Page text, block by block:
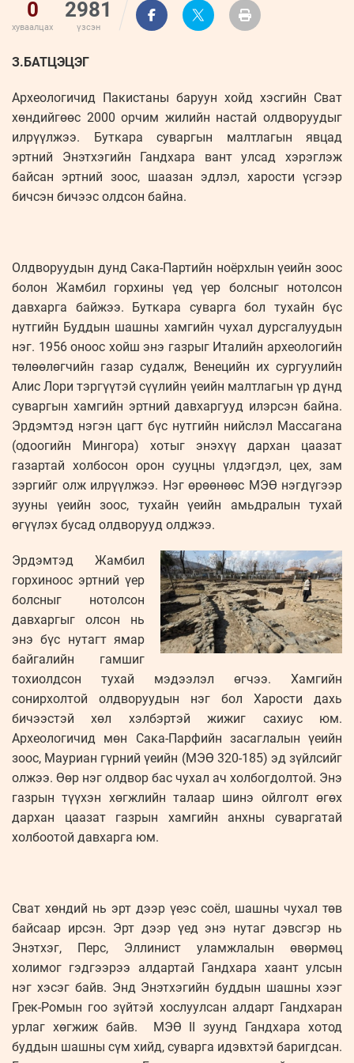
0
хуваалцах
2981
үзсэн
З.БАТЦЭЦЭГ
Археологичид Пакистаны баруун хойд хэсгийн Сват
хөндийгөөс 2000 орчим жилийн настай олдворуудыг
илрүүлжээ. Буткара суваргын малтлагын явцад
эртний Энэтхэгийн Гандхара вант улсад хэрэглэж
байсан эртний зоос, шаазан эдлэл, харости үсгээр
бичсэн бичээс олдсон байна.
Олдворуудын дунд Сака-Партийн ноёрхлын үеийн зоос
болон Жамбил горхины үед үер болсныг нотолсон
давхарга байжээ. Буткара суварга бол тухайн бүс
нутгийн Буддын шашны хамгийн чухал дурсгалуудын
нэг. 1956 оноос хойш энэ газрыг Италийн археологийн
төлөөлөгчийн газар судалж, Венецийн их сургуулийн
Алис Лори тэргүүтэй сүүлийн үеийн малтлагын үр дүнд
суваргын хамгийн эртний давхаргууд илэрсэн байна.
Эрдэмтэд нэгэн цагт бүс нутгийн нийслэл Массагана
(одоогийн Мингора) хотыг энэхүү дархан цаазат
газартай холбосон орон сууцны үлдэгдэл, цех, зам
зэргийг олж илрүүлжээ. Нэг өрөөнөөс МЭӨ нэгдүгээр
зууны үеийн зоос, тухайн үеийн амьдралын тухай
өгүүлэх бусад олдворууд олджээ.
Эрдэмтэд Жамбил
горхиноос эртний үер
болсныг нотолсон
давхаргыг олсон нь
энэ бүс нутагт ямар
байгалийн гамшиг
тохиолдсон тухай мэдээлэл өгчээ. Хамгийн
сонирхолтой олдворуудын нэг бол Харости дахь
бичээстэй хөл хэлбэртэй жижиг сахиус юм.
Археологичид мөн Сака-Парфийн засаглалын үеийн
зоос, Мауриан гүрний үеийн (МЭӨ 320-185) эд зүйлсийг
олжээ. Өөр нэг олдвор бас чухал ач холбогдолтой. Энэ
газрын түүхэн хөгжлийн талаар шинэ ойлголт өгөх
дархан цаазат газрын хамгийн анхны суваргатай
холбоотой давхарга юм.
Сват хөндий нь эрт дээр үеэс соёл, шашны чухал төв
байсаар ирсэн. Эрт дээр үед энэ нутаг дэвсгэр нь
Энэтхэг, Перс, Эллинист уламжлалын өвөрмөц
холимог гэдгээрээ алдартай Гандхара хаант улсын
нэг хэсэг байв. Энд Энэтхэгийн буддын шашны хээг
Грек-Ромын гоо зүйтэй хослуулсан алдарт Гандхаран
урлаг хөгжиж байв. МЭӨ II зуунд Гандхара хотод
буддын шашны сүм хийд, суварга идэвхтэй баригдсан.